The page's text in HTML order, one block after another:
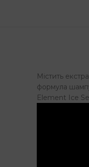
Містить
формула
Element Ice